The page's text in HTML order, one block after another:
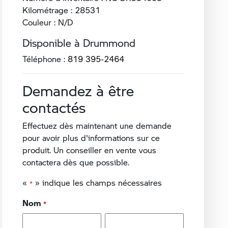
Kilométrage : 28531
Couleur : N/D
Disponible à Drummond
Téléphone : 819 395-2464
Demandez à être
contactés
Effectuez dès maintenant une demande
pour avoir plus d'informations sur ce
produit. Un conseiller en vente vous
contactera dès que possible.
«* » indique les champs nécessaires
Nom *